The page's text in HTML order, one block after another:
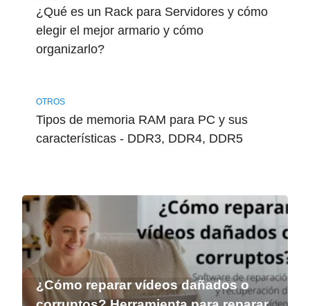
¿Qué es un Rack para Servidores y cómo
elegir el mejor armario y cómo
organizarlo?
OTROS
Tipos de memoria RAM para PC y sus
características - DDR3, DDR4, DDR5
¿Cómo reparar vídeos dañados o